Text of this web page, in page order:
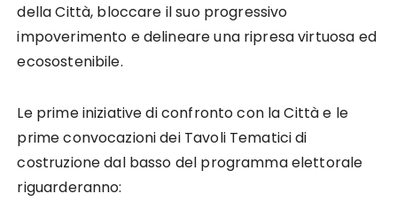
della Città, bloccare il suo progressivo
impoverimento e delineare una ripresa virtuosa ed
ecosostenibile.
Le prime iniziative di confronto con la Città e le
prime convocazioni dei Tavoli Tematici di
costruzione dal basso del programma elettorale
riguarderanno: